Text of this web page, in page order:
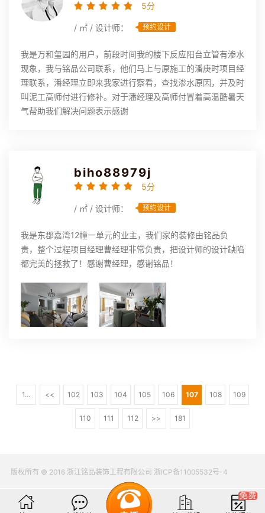
5分
/ ㎡ / 设计师： 预约设计
我是万和玺园的用户，前段时间我的楼下反应阳台立管有渗水
现象，我与铭品公司联系，他们马上与原施工的潘庚时项目经
理联系，潘经理立即来我家进行察看，查找渗水原因，并及时
叫泥工高师付进行修补。对于潘经理及高师付冒着高温酷暑天
气帮助我们解决问题表示感谢
biho88979j
5分
/ ㎡ / 设计师： 预约设计
我是东郡嘉湾12幢一单元的业主，我们家的装修由铭品负
责，整个过程项目经理曹经理非常负责，把设计师的设计缺陷
都完美的拯救了！感谢曹经理，感谢铭品！
1... << 102 103 104 105 106 107 108 109
110 111 112 >> 181
版权所有 © 2016 浙江铭品装饰工程有限公司 浙ICP备11005532号-4